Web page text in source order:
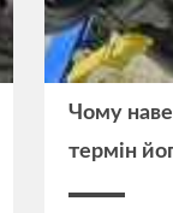
Чому
термін